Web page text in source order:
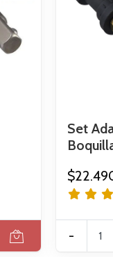
Set
-